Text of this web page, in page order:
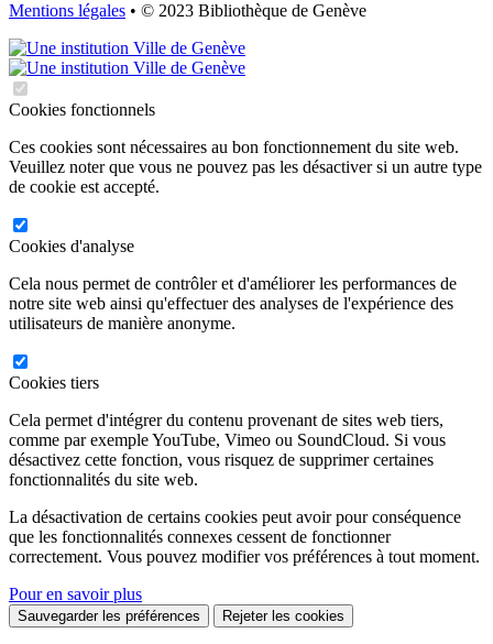
Mentions légales • © 2023 Bibliothèque de Genève
Cookies fonctionnels
Ces cookies sont nécessaires au bon fonctionnement du site web.
Veuillez noter que vous ne pouvez pas les désactiver si un autre type
de cookie est accepté.
Cookies d'analyse
Cela nous permet de contrôler et d'améliorer les performances de
notre site web ainsi qu'effectuer des analyses de l'expérience des
utilisateurs de manière anonyme.
Cookies tiers
Cela permet d'intégrer du contenu provenant de sites web tiers,
comme par exemple YouTube, Vimeo ou SoundCloud. Si vous
désactivez cette fonction, vous risquez de supprimer certaines
fonctionnalités du site web.
La désactivation de certains cookies peut avoir pour conséquence
que les fonctionnalités connexes cessent de fonctionner
correctement. Vous pouvez modifier vos préférences à tout moment.
Pour en savoir plus
Sauvegarder les préférences Rejeter les cookies